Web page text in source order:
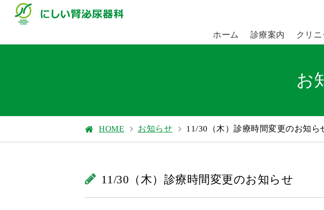
ホーム 診療案内 クリ
お
HOME お知らせ 11/30（木）診療時間変更のお知ら
11/30（木）診療時間変更のお知らせ